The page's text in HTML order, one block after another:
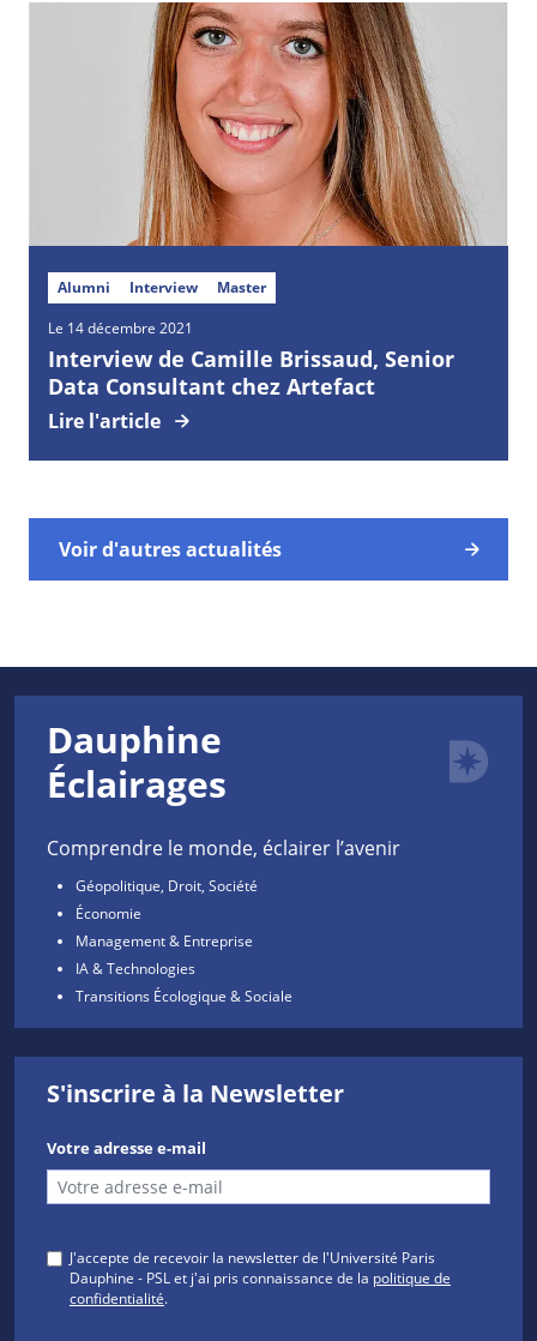
Alumni Interview Master
Le 14 décembre 2021
Interview de Camille Brissaud, Senior
Data Consultant chez Artefact
Lire l'article
Voir d'autres actualités
Dauphine
Éclairages
Comprendre le monde, éclairer l’avenir
Géopolitique, Droit, Société
Économie
Management & Entreprise
IA & Technologies
Transitions Écologique & Sociale
S'inscrire à la Newsletter
Votre adresse e-mail
J'accepte de recevoir la newsletter de l'Université Paris
Dauphine - PSL et j'ai pris connaissance de la politique de
confidentialité.